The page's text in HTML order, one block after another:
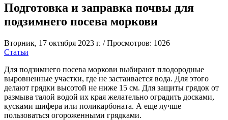
Подготовка и заправка почвы для
подзимнего посева моркови
Вторник, 17 октября 2023 г. /Просмотров: 1026
Статьи
Для подзимнего посева моркови выбирают плодородные
выровненные участки, где не застаивается вода. Для этого
делают грядки высотой не ниже 15 см. Для защиты грядок от
размыва талой водой их края желательно оградить досками,
кусками шифера или поликарбоната. А еще лучше
пользоваться огороженными грядками.